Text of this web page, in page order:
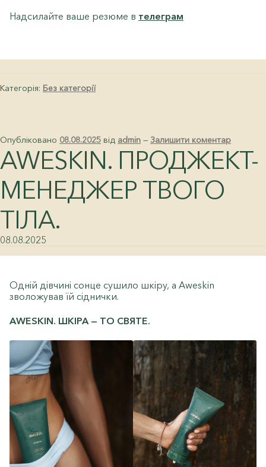
Надсилайте ваше резюме в телеграм
Категорія: Без категорії
Опубліковано 08.08.2025 від admin — Залишити коментар
AWESKIN. ПРОДЖЕКТ-
МЕНЕДЖЕР ТВОГО
ТІЛА.
08.08.2025
Одній дівчині сонце сушило шкіру, а Aweskin
зволожував їй сіднички.
AWESKIN. ШКІРА — ТО СВЯТЕ.